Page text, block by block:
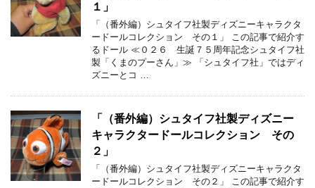
１」
「（番外編）シュタイフ社製ディズニーキャラクタ
ードールコレクション その１」 この記事で紹介す
るドール ≪０２６ 生誕７５周年記念シュタイフ社
製「くまのプーさん」≫ 「シュタイフ社」ではディ
ズニーとコ …
「（番外編）シュタイフ社製ディズニー
キャラクタードールコレクション その
２」
「（番外編）シュタイフ社製ディズニーキャラクタ
ードールコレクション その２」 この記事で紹介す